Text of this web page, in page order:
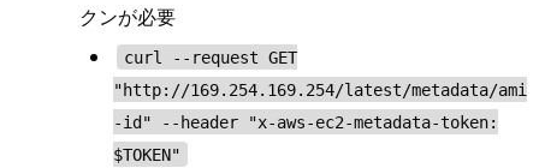
クンが必要
curl --request GET
"http://169.254.169.254/latest/metadata/ami
-id" --header "x-aws-ec2-metadata-token:
$TOKEN"